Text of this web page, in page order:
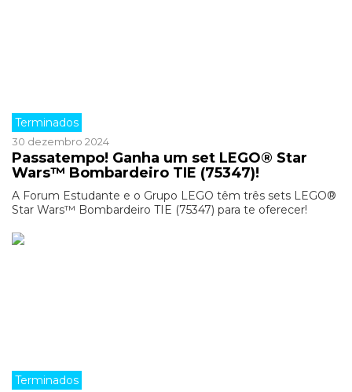
Terminados
30 dezembro 2024
Passatempo! Ganha um set LEGO® Star
Wars™ Bombardeiro TIE (75347)!
A Forum Estudante e o Grupo LEGO têm três sets LEGO®
Star Wars™ Bombardeiro TIE (75347) para te oferecer!
Terminados